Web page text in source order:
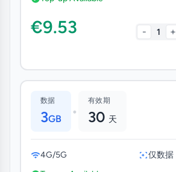
€9.53 - 1 +
数据
3GB •
有效期
30 天
4G/5G
仅数据